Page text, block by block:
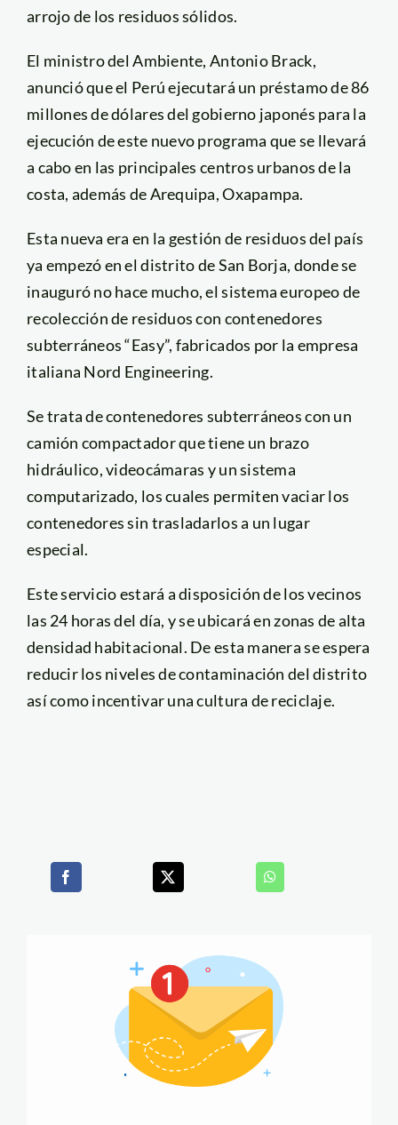
arrojo de los residuos sólidos.
El ministro del Ambiente, Antonio Brack,
anunció que el Perú ejecutará un préstamo de 86
millones de dólares del gobierno japonés para la
ejecución de este nuevo programa que se llevará
a cabo en las principales centros urbanos de la
costa, además de Arequipa, Oxapampa.
Esta nueva era en la gestión de residuos del país
ya empezó en el distrito de San Borja, donde se
inauguró no hace mucho, el sistema europeo de
recolección de residuos con contenedores
subterráneos “Easy”, fabricados por la empresa
italiana Nord Engineering.
Se trata de contenedores subterráneos con un
camión compactador que tiene un brazo
hidráulico, videocámaras y un sistema
computarizado, los cuales permiten vaciar los
contenedores sin trasladarlos a un lugar
especial.
Este servicio estará a disposición de los vecinos
las 24 horas del día, y se ubicará en zonas de alta
densidad habitacional. De esta manera se espera
reducir los niveles de contaminación del distrito
así como incentivar una cultura de reciclaje.